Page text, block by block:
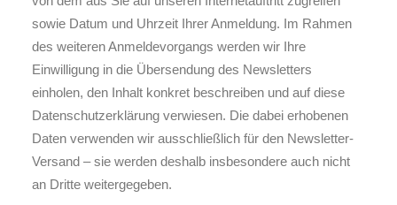
sowie Datum und Uhrzeit Ihrer Anmeldung. Im Rahmen
des weiteren Anmeldevorgangs werden wir Ihre
Einwilligung in die Übersendung des Newsletters
einholen, den Inhalt konkret beschreiben und auf diese
Datenschutzerklärung verwiesen. Die dabei erhobenen
Daten verwenden wir ausschließlich für den Newsletter-
Versand – sie werden deshalb insbesondere auch nicht
an Dritte weitergegeben.